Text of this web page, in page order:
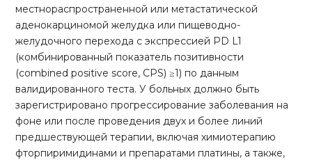
местнораспространенной или метастатической
аденокарциномой желудка или пищеводно-
желудочного перехода с экспрессией PD L1
(комбинированный показатель позитивности
(combined positive score, CPS) ≥1) по данным
валидированного теста. У больных должно быть
зарегистрировано прогрессирование заболевания на
фоне или после проведения двух и более линий
предшествующей терапии, включая химиотерапию
фторпиримидинами и препаратами платины, а также,